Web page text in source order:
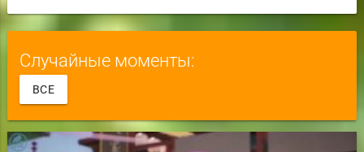
Случайные моменты:
ВСЕ